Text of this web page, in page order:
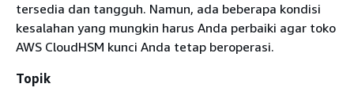
tersedia dan tangguh. Namun, ada beberapa kondisi
kesalahan yang mungkin harus Anda perbaiki agar toko
AWS CloudHSM kunci Anda tetap beroperasi.
Topik